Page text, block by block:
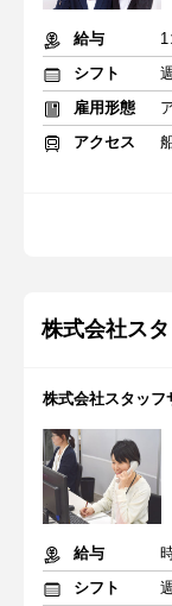
給与
シフト
雇用形態
アクセス
株式会社ス
株式会社スタッフ
給与
シフト